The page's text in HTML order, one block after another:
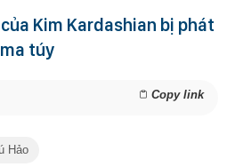
Kim Kardashian bị phát
túy
Copy link
Hảo